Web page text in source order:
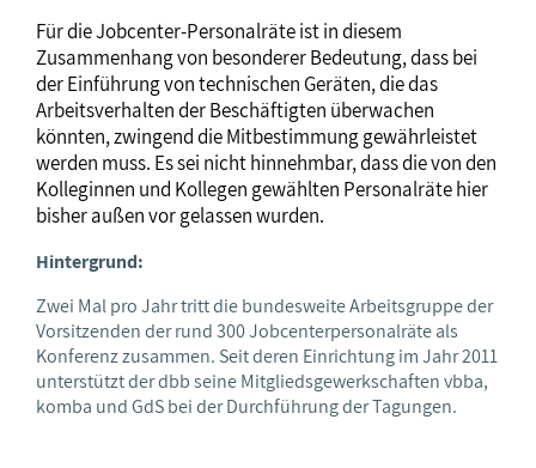
Für die Jobcenter-Personalräte ist in diesem
Zusammenhang von besonderer Bedeutung, dass bei
der Einführung von technischen Geräten, die das
Arbeitsverhalten der Beschäftigten überwachen
könnten, zwingend die Mitbestimmung gewährleistet
werden muss. Es sei nicht hinnehmbar, dass die von den
Kolleginnen und Kollegen gewählten Personalräte hier
bisher außen vor gelassen wurden.
Hintergrund:
Zwei Mal pro Jahr tritt die bundesweite Arbeitsgruppe der
Vorsitzenden der rund 300 Jobcenterpersonalräte als
Konferenz zusammen. Seit deren Einrichtung im Jahr 2011
unterstützt der dbb seine Mitgliedsgewerkschaften vbba,
komba und GdS bei der Durchführung der Tagungen.